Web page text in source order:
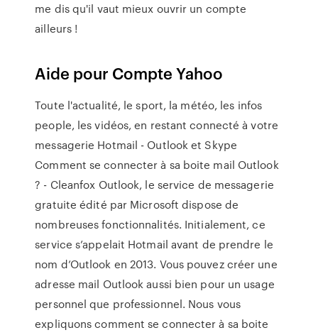
me dis qu'il vaut mieux ouvrir un compte
ailleurs !
Aide pour Compte Yahoo
Toute l'actualité, le sport, la météo, les infos
people, les vidéos, en restant connecté à votre
messagerie Hotmail - Outlook et Skype
Comment se connecter à sa boite mail Outlook
? - Cleanfox Outlook, le service de messagerie
gratuite édité par Microsoft dispose de
nombreuses fonctionnalités. Initialement, ce
service s’appelait Hotmail avant de prendre le
nom d’Outlook en 2013. Vous pouvez créer une
adresse mail Outlook aussi bien pour un usage
personnel que professionnel. Nous vous
expliquons comment se connecter à sa boite